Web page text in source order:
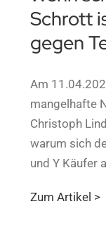
Schrott
gegen
Am
mangelhafte
Christoph
warum sich
und Y Käufer
Zum Artikel >